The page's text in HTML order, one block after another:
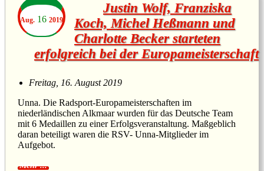
Aug. 16 2019
Justin Wolf, Franziska
Koch, Michel Heßmann und
Charlotte Becker starteten
erfolgreich bei der Europameisterschaft
Freitag, 16. August 2019
Unna. Die Radsport-Europameisterschaften im
niederländischen Alkmaar wurden für das Deutsche Team
mit 6 Medaillen zu einer Erfolgsveranstaltung. Maßgeblich
daran beteiligt waren die RSV- Unna-Mitglieder im
Aufgebot.